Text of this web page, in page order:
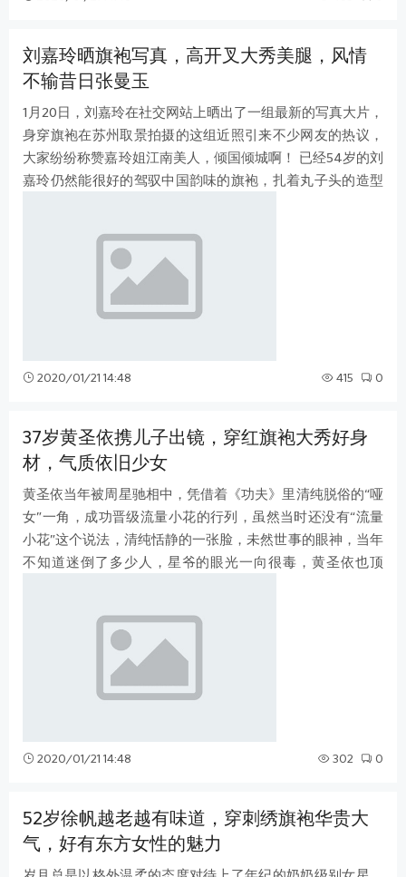
刘嘉玲晒旗袍写真，高开叉大秀美腿，风情
不输昔日张曼玉
1月20日，刘嘉玲在社交网站上晒出了一组最新的写真大片，
身穿旗袍在苏州取景拍摄的这组近照引来不少网友的热议，
大家纷纷称赞嘉玲姐江南美人，倾国倾城啊！ 已经54岁的刘
嘉玲仍然能很好的驾驭中国韵味的旗袍，扎着丸子头的造型
2020/01/21 14:48 415 0
37岁黄圣依携儿子出镜，穿红旗袍大秀好身
材，气质依旧少女
黄圣依当年被周星驰相中，凭借着《功夫》里清纯脱俗的“哑
女”一角，成功晋级流量小花的行列，虽然当时还没有“流量
小花”这个说法，清纯恬静的一张脸，未然世事的眼神，当年
不知道迷倒了多少人，星爷的眼光一向很毒，黄圣依也顶
2020/01/21 14:48 302 0
52岁徐帆越老越有味道，穿刺绣旗袍华贵大
气，好有东方女性的魅力